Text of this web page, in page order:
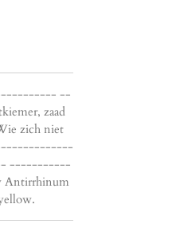
--
zaad
zich niet
-----------
Antirrhinum